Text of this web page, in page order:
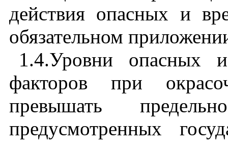
действия опасных и
обязательном
1.4.Уровни опасных
факторов при
превышать
предусмотренных